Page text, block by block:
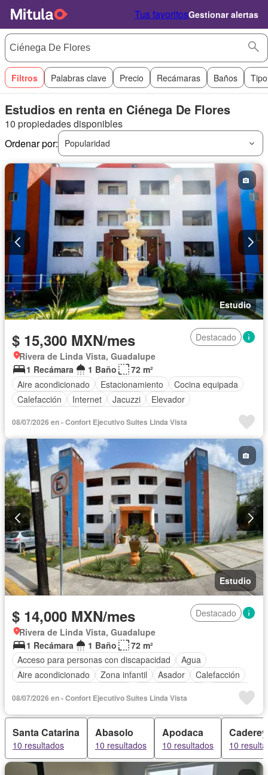
Tus favoritosGestionar alertas
Filtros Palabras clave Precio Recámaras Baños
Estudios en renta en Ciénega De Flores
10 propiedades disponibles
Ordenar por:
Popularidad
Estudio
$ 15,300 MXN/mes
Destacado
Rivera de Linda Vista, Guadalupe
1 Recámara
1 Baño
72 m²
Aire acondicionado
Estacionamiento
Cocina equipada
Calefacción
Internet Jacuzzi
Elevador
Completamente amueblado
08/07/2026 en - Confort Ejecutivo Suites Linda Vista
Estudio
$ 14,000 MXN/mes
Destacado
Rivera de Linda Vista, Guadalupe
1 Recámara
1 Baño
72 m²
Acceso para personas con discapacidad
Agua
Aire acondicionado
Zona infantil Asador
Calefacción
Elevador
Estacionamiento
Internet
Despacho
Televisión por cable
Wifi Completamente amueblado
08/07/2026 en - Confort Ejecutivo Suites Linda Vista
Santa Catarina
10 resultados
Abasolo
10 resultados
Apodaca
10 resultados 10